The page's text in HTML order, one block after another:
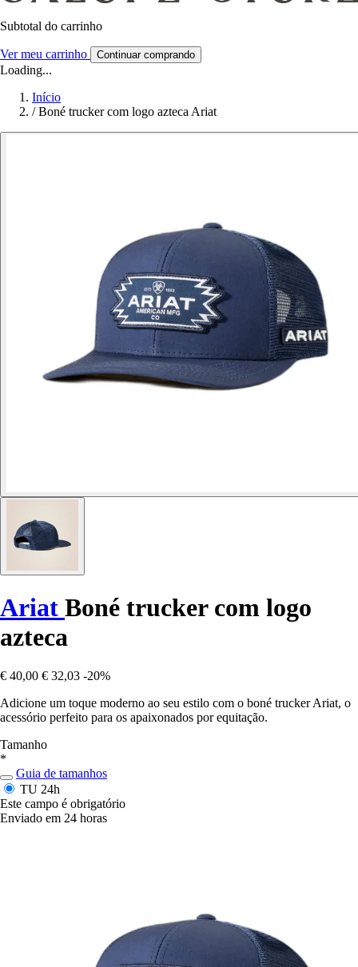
Subtotal do carrinho
Ver meu carrinho Continuar comprando
Loading...
Início
/ Boné trucker com logo azteca Ariat
Ariat Boné trucker com logo
azteca
€ 40,00 € 32,03 -20%
Adicione um toque moderno ao seu estilo com o boné trucker Ariat, o
acessório perfeito para os apaixonados por equitação.
Tamanho
*
Guia de tamanhos
TU 24h
Este campo é obrigatório
Enviado em 24 horas